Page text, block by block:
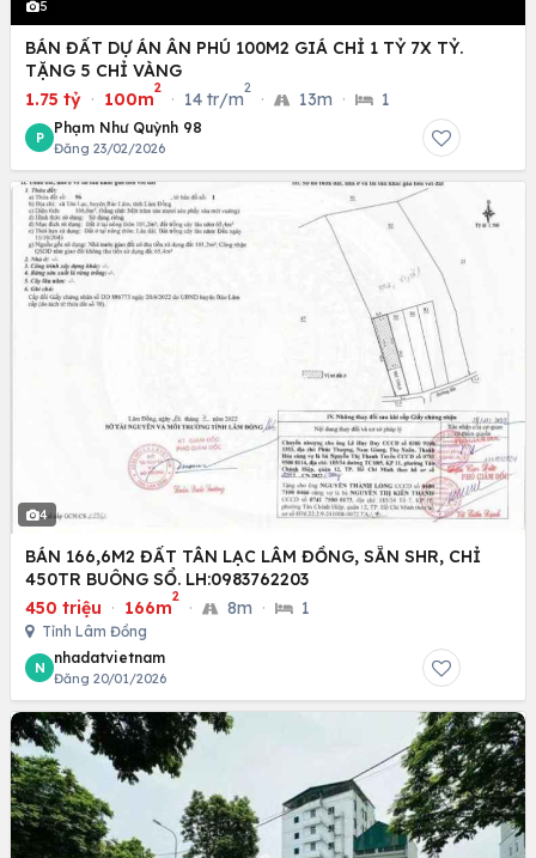
5
BÁN ĐẤT DỰ ÁN ÂN PHÚ 100M2 GIÁ CHỈ 1 TỶ 7X TỶ.
TẶNG 5 CHỈ VÀNG
1.75 tỷ · 100m
2
· 14 tr/m
2
· 13m · 1
P
Phạm Như Quỳnh 98
Đăng 23/02/2026
4
BÁN 166,6M2 ĐẤT TÂN LẠC LÂM ĐỒNG, SẴN SHR, CHỈ
450TR BUÔNG SỔ. LH:0983762203
450 triệu · 166m
2
· 8m · 1
Tỉnh Lâm Đồng
N
nhadatvietnam
Đăng 20/01/2026